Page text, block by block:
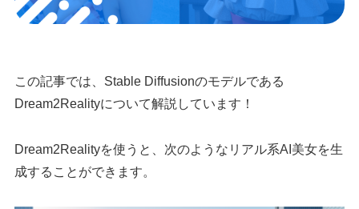
この記事では、Stable Diffusionのモデルである
Dream2Realityについて解説しています！
Dream2Realityを使うと、次のようなリアル系AI美女を生
成することができます。